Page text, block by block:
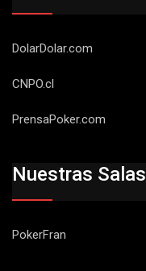
DolarDolar.com
CNPO.cl
PrensaPoker.com
Nuestras Salas
PokerFran